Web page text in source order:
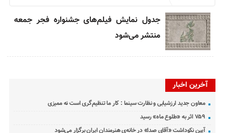
جدول نمایش فیلم‌های جشنواره‌ فجر جمعه
منتشر می‌شود
آخرین اخبار
معاون جدید ارزشیابی و نظارت سینما : کار ما تنظیم‌گری است نه ممیزی
۷۵۹ اثر به «طلوع ماه» رسید
آیین نکوداشت «آقای صدا» در خانه‌ی هنرمندان ایران برگزار می‌شود